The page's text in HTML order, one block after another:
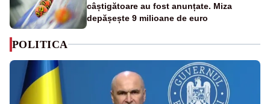
câștigătoare au fost anunțate. Miza
depășește 9 milioane de euro
POLITICA